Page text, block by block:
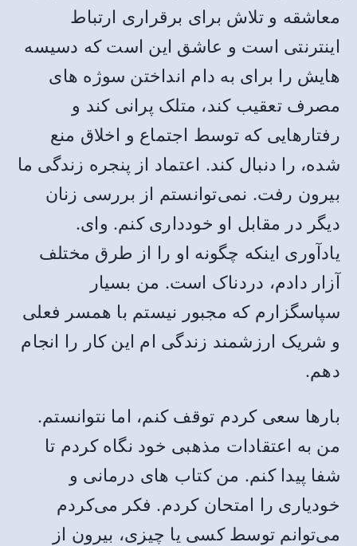
معاشقه و تلاش برای برقراری ارتباط
اینترنتی است و عاشق این است که دسیسه
هایش را برای به دام انداختن سوژه های
مصرف تعقیب کند، متلک پرانی کند و
رفتارهایی که توسط اجتماع و اخلاق منع
شده، را دنبال کند. اعتماد از پنجره زندگی ما
بیرون رفت. نمی‌توانستم از بررسی زنان
دیگر در مقابل او خودداری کنم. وای.
یادآوری اینکه چگونه او را از طرق مختلف
آزار دادم، دردناک است. من بسیار
سپاسگزارم که مجبور نیستم با همسر فعلی
و شریک ارزشمند زندگی ام این کار را انجام
دهم.
بارها سعی کردم توقف کنم، اما نتوانستم.
من به اعتقادات مذهبی خود نگاه کردم تا
شفا پیدا کنم. من کتاب های درمانی و
خودیاری را امتحان کردم. فکر می‌کردم
می‌توانم توسط کسی یا چیزی، بیرون از